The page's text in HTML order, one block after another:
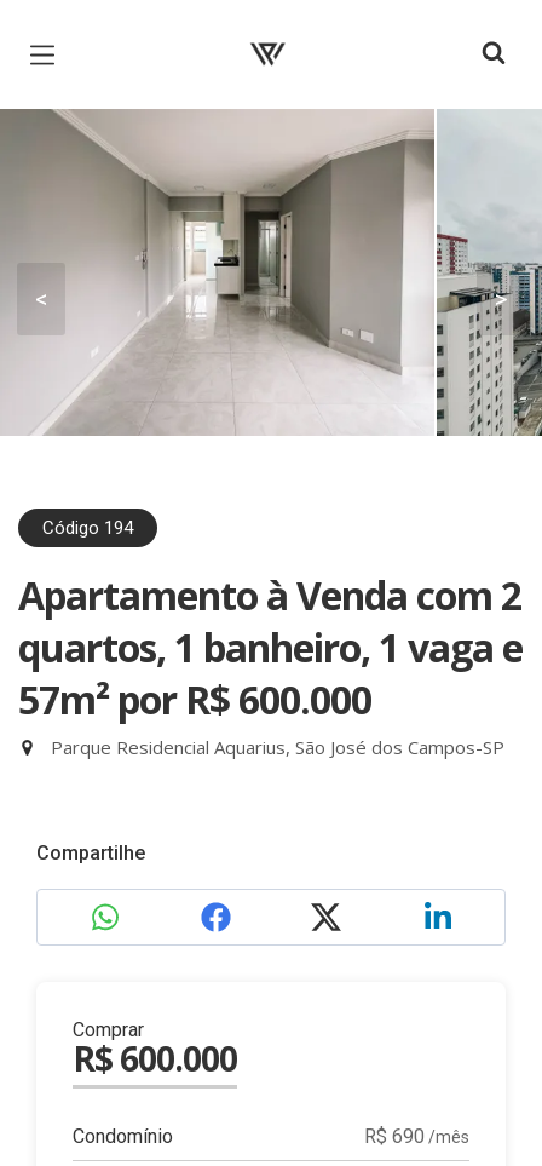
Página inicial
< >
Código 194
Apartamento à Venda com 2
quartos, 1 banheiro, 1 vaga e
57m² por R$ 600.000
Parque Residencial Aquarius, São José dos Campos-SP
Compartilhe
Comprar
R$ 600.000
Condomínio R$ 690 /mês